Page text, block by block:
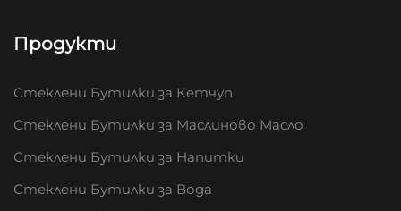
Продукти
Стеклени Бутилки за Кетчуп
Стеклени Бутилки за Маслиново Масло
Стеклени Бутилки за Напитки
Стеклени Бутилки за Вода